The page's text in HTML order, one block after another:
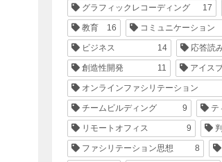
グラフィックレコーディング 17
教育 16 コミュニケーション
ビジネス 14 応答読
創造性開発 11 アイス
オンラインファシリテーション
チームビルディング 9 テ
リモートオフィス 9
ファシリテーション思想 8